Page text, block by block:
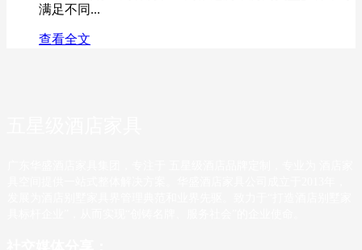
满足不同...
查看全文